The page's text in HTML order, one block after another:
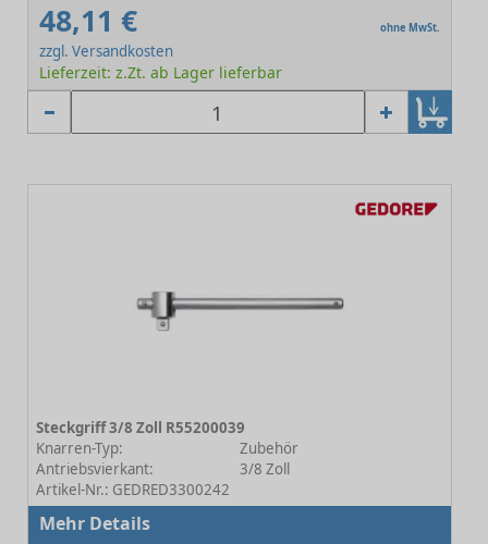
48,11 € ohne MwSt.
zzgl. Versandkosten
Lieferzeit: z.Zt. ab Lager lieferbar
Steckgriff 3/8 Zoll R55200039
Knarren-Typ:
Zubehör
Antriebsvierkant:
3/8 Zoll
Artikel-Nr.: GEDRED3300242
Mehr Details